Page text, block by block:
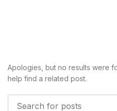
Apologies, but no results were
help find a related post.